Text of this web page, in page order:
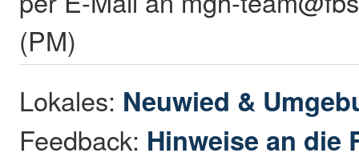
(PM)
Lokales: Neuwied &
Feedback: Hinweise an die